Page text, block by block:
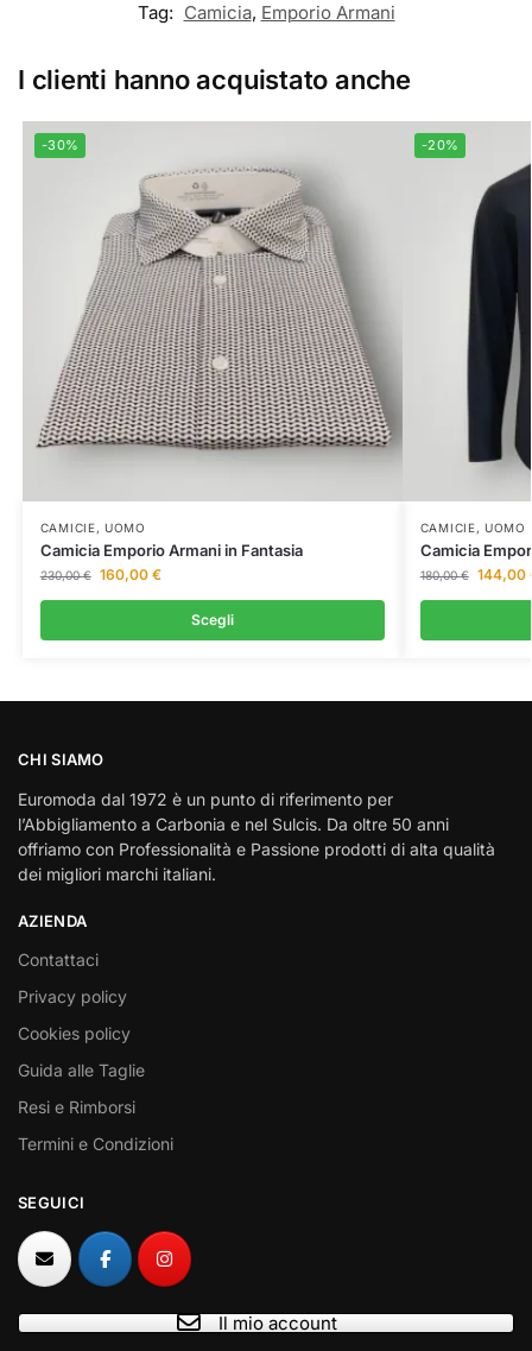
Tag: Camicia, Emporio Armani
I clienti hanno acquistato anche
-30%
CAMICIE,UOMO
Camicia Emporio Armani in Fantasia
230,00€ 160,00 €
Scegli
-20%
CAMICIE,UOMO
Camicia
180,00€ 144,00
CHI SIAMO
Euromoda dal 1972 è un punto di riferimento per
l’Abbigliamento a Carbonia e nel Sulcis. Da oltre 50 anni
offriamo con Professionalità e Passione prodotti di alta qualità
dei migliori marchi italiani.
AZIENDA
Contattaci
Privacy policy
Cookies policy
Guida alle Taglie
Resi e Rimborsi
Termini e Condizioni
SEGUICI
Il mio account